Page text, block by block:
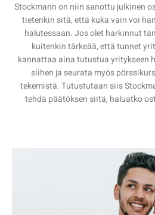
Stockmann on niin sanottu julkinen
tietenkin sitä, että kuka vain voi
halutessaan. Jos olet harkinnut
kuitenkin tärkeää, että tunnet
kannattaa aina tutustua yritykseen
siihen ja seurata myös
tekemistä. Tutustutaan siis
tehdä päätöksen siitä, haluatko